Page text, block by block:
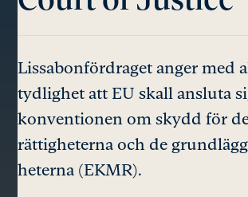
Lissabonfördraget anger med
tydlighet att EU skall ansluta
konventionen om skydd för
rättig­heterna och de
heterna (EKMR).